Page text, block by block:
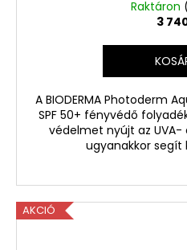
Raktáron
3
A BIODERMA Photoderm
SPF 50+ fényvédő
védelmet nyújt az UVA-
ugyanakkor segít
AKCIÓ